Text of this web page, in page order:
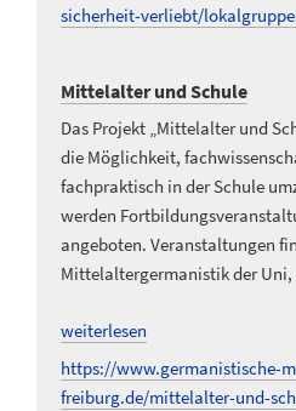
sicherheit-verliebt/
Mittelalter und Schule
Das Projekt „Mittelalter und
die Möglichkeit,
fachpraktisch in der Schule
werden
angeboten. Veranstaltungen
Mittelaltergermanistik der
weiterlesen
https://www.germanistische-
freiburg.de/mittelalter-und-